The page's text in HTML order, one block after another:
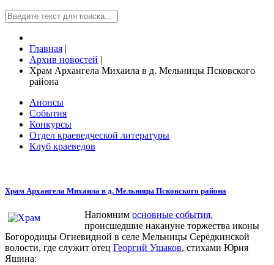
Главная |
Архив новостей |
Храм Архангела Михаила в д. Мельницы Псковского
района
Анонсы
События
Конкурсы
Отдел краеведческой литературы
Клуб краеведов
Храм Архангела Михаила в д. Мельницы Псковского района
Напомним основные события,
происшедшие накануне торжества иконы
Богородицы Огневидной в селе Мельницы Серёдкинской
волости, где служит отец Георгий Ушаков, стихами Юрия
Яшина: